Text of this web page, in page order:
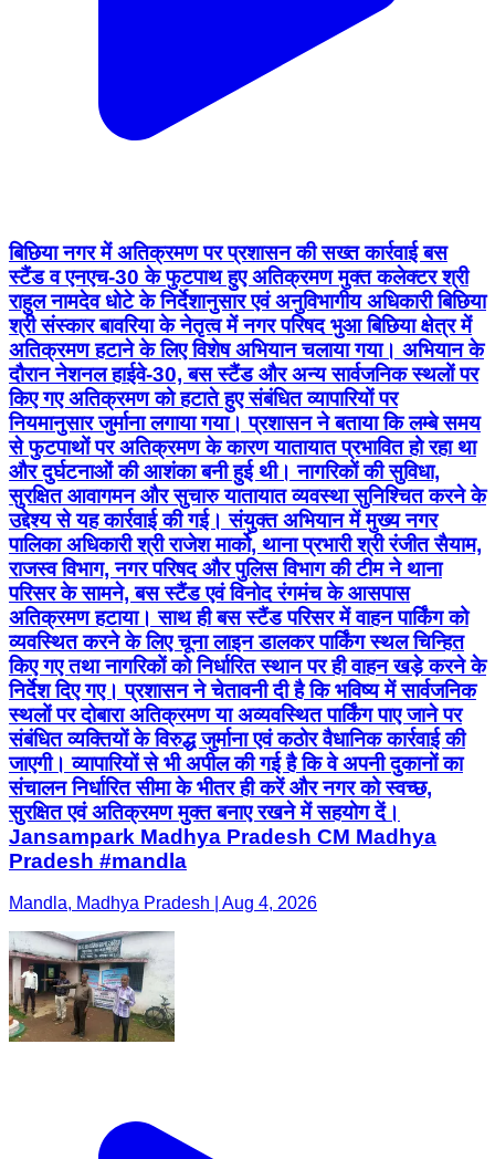
बिछिया नगर में अतिक्रमण पर प्रशासन की सख्त कार्रवाई बस
स्टैंड व एनएच-30 के फुटपाथ हुए अतिक्रमण मुक्त कलेक्टर श्री
राहुल नामदेव धोटे के निर्देशानुसार एवं अनुविभागीय अधिकारी बिछिया
श्री संस्कार बावरिया के नेतृत्व में नगर परिषद भुआ बिछिया क्षेत्र में
अतिक्रमण हटाने के लिए विशेष अभियान चलाया गया। अभियान के
दौरान नेशनल हाईवे-30, बस स्टैंड और अन्य सार्वजनिक स्थलों पर
किए गए अतिक्रमण को हटाते हुए संबंधित व्यापारियों पर
नियमानुसार जुर्माना लगाया गया। प्रशासन ने बताया कि लम्बे समय
से फुटपाथों पर अतिक्रमण के कारण यातायात प्रभावित हो रहा था
और दुर्घटनाओं की आशंका बनी हुई थी। नागरिकों की सुविधा,
सुरक्षित आवागमन और सुचारु यातायात व्यवस्था सुनिश्चित करने के
उद्देश्य से यह कार्रवाई की गई। संयुक्त अभियान में मुख्य नगर
पालिका अधिकारी श्री राजेश मार्को, थाना प्रभारी श्री रंजीत सैयाम,
राजस्व विभाग, नगर परिषद और पुलिस विभाग की टीम ने थाना
परिसर के सामने, बस स्टैंड एवं विनोद रंगमंच के आसपास
अतिक्रमण हटाया। साथ ही बस स्टैंड परिसर में वाहन पार्किंग को
व्यवस्थित करने के लिए चूना लाइन डालकर पार्किंग स्थल चिन्हित
किए गए तथा नागरिकों को निर्धारित स्थान पर ही वाहन खड़े करने के
निर्देश दिए गए। प्रशासन ने चेतावनी दी है कि भविष्य में सार्वजनिक
स्थलों पर दोबारा अतिक्रमण या अव्यवस्थित पार्किंग पाए जाने पर
संबंधित व्यक्तियों के विरुद्ध जुर्माना एवं कठोर वैधानिक कार्रवाई की
जाएगी। व्यापारियों से भी अपील की गई है कि वे अपनी दुकानों का
संचालन निर्धारित सीमा के भीतर ही करें और नगर को स्वच्छ,
सुरक्षित एवं अतिक्रमण मुक्त बनाए रखने में सहयोग दें।
Jansampark Madhya Pradesh CM Madhya
Pradesh #mandla
Mandla, Madhya Pradesh | Aug 4, 2026